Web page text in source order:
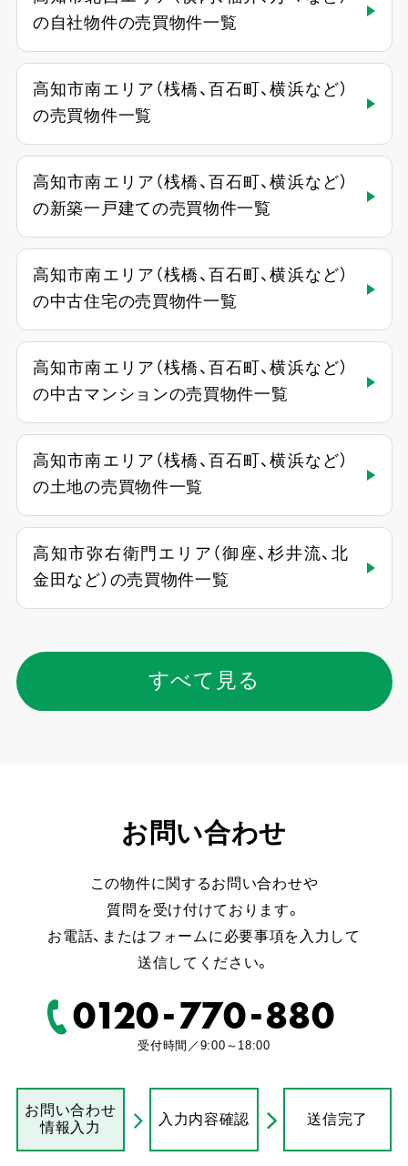
の自社物件の売買物件一覧
高知市南エリア（桟橋、百石町、横浜など）
の売買物件一覧
高知市南エリア（桟橋、百石町、横浜など）
の新築一戸建ての売買物件一覧
高知市南エリア（桟橋、百石町、横浜など）
の中古住宅の売買物件一覧
高知市南エリア（桟橋、百石町、横浜など）
の中古マンションの売買物件一覧
高知市南エリア（桟橋、百石町、横浜など）
の土地の売買物件一覧
高知市弥右衛門エリア（御座、杉井流、北
金田など）の売買物件一覧
すべて見る
お問い合わせ
この物件に関するお問い合わせや
質問を受け付けております。
お電話、またはフォームに必要事項を入力して
送信してください。
0120-770-880
受付時間／9:00～18:00
お問い合わせ
情報入力
入力内容確認 送信完了